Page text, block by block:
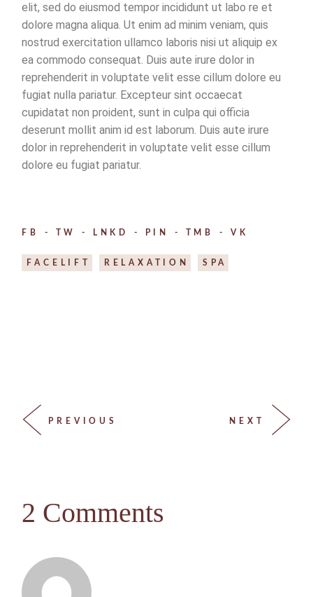
elit, sed do eiusmod tempor incididunt ut labo re et
dolore magna aliqua. Ut enim ad minim veniam, quis
nostrud exercitation ullamco laboris nisi ut aliquip ex
ea commodo consequat. Duis aute irure dolor in
reprehenderit in voluptate velit esse cillum dolore eu
fugiat nulla pariatur. Excepteur sint occaecat
cupidatat non proident, sunt in culpa qui officia
deserunt mollit anim id est laborum. Duis aute irure
dolor in reprehenderit in voluptate velit esse cillum
dolore eu fugiat pariatur.
FB TW LNKD PIN TMB VK
FACELIFT RELAXATION SPA
PREVIOUS NEXT
2 Comments